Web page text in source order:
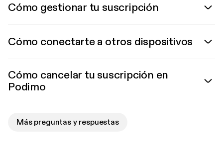
Cómo gestionar tu suscripción
Cómo conectarte a otros dispositivos
Cómo cancelar tu suscripción en
Podimo
Más preguntas y respuestas